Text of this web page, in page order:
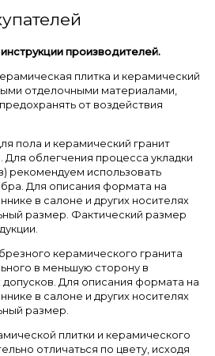
производителей.
плитка и керамический
отделочными материалами,
от воздействия
пола и керамический гранит
облегчения процесса укладки
рекомендуем использовать
Для описания формата на
в салоне и других носителях
размер. Фактический размер
керамического гранита
в меньшую сторону в
Для описания формата на
в салоне и других носителях
размер.
плитки и керамического
отличаться по цвету, исходя